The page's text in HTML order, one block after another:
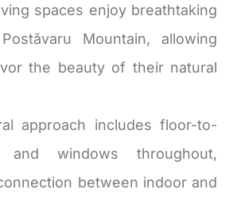
spaces enjoy breathtaking
Postăvaru Mountain, allowing
the beauty of their natural
approach includes floor-to-
windows throughout,
between indoor and